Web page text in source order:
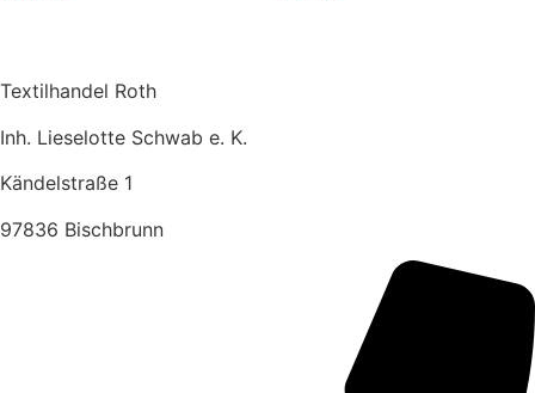
Textilhandel Roth
Inh. Lieselotte Schwab e. K.
Kändelstraße 1
97836 Bischbrunn